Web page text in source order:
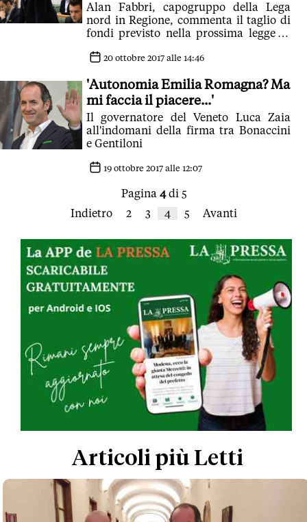
Alan Fabbri, capogruppo della Lega
nord in Regione, commenta il taglio di
fondi previsto nella prossima legge di
un teatrino'
20 ottobre 2017 alle 14:46
'Autonomia Emilia Romagna? Ma
mi faccia il piacere...'
Il governatore del Veneto Luca Zaia
all'indomani della firma tra Bonaccini
e Gentiloni
19 ottobre 2017 alle 12:07
Pagina 4di 5
Indietro
2 3 4 5 Avanti
Articoli più Letti